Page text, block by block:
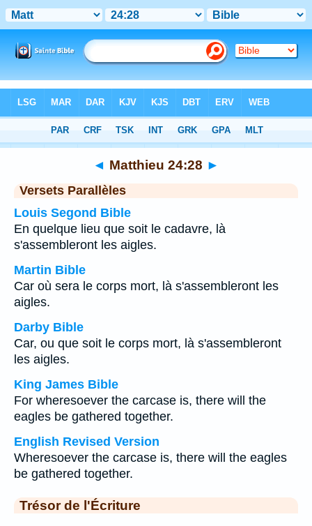
Chapitre 24> Verset 28
◄ Matthieu 24:28 ►
Versets Parallèles
Louis Segond Bible
En quelque lieu que soit le cadavre, là
s'assembleront les aigles.
Martin Bible
Car où sera le corps mort, là s'assembleront les
aigles.
Darby Bible
Car, ou que soit le corps mort, là s'assembleront
les aigles.
King James Bible
For wheresoever the carcase is, there will the
eagles be gathered together.
English Revised Version
Wheresoever the carcase is, there will the eagles
be gathered together.
Trésor de l'Écriture